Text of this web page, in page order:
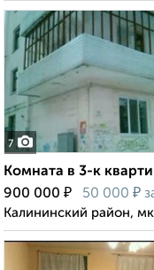
7
Комната в 3-к
900 000 ₽ 50 000 ₽
Калининский район,